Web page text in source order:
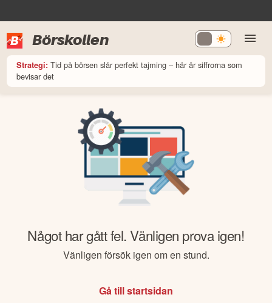
Börskollen
Strategi: Tid på börsen slår perfekt tajming – här är siffrorna som
bevisar det
Något har gått fel. Vänligen prova igen!
Vänligen försök igen om en stund.
Gå till startsidan